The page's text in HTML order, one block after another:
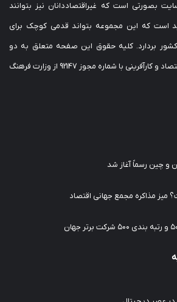
بصورتی است که غیراقتصاددانان نیز بتوانند
است که این مجموعه بتواند قدمی کوچک برای
کشور بردارد. کلیه حقوق این صفحه متعلق به دو
فصلنامه تخصصی دروازه اقتصاد و کارآفرینی با شماره مجوز 92147 از وزارت فرهنگ
و چین رسماً آغاز شد